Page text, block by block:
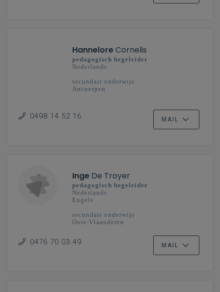
HanneloreCornelis
pedagogisch begeleider
Nederlands
secundair onderwijs
Antwerpen
0498 14 52 16 MAIL
Inge De Troyer
pedagogisch begeleider
Nederlands
Engels
secundair onderwijs
Oost-Vlaanderen
0476 70 03 49 MAIL